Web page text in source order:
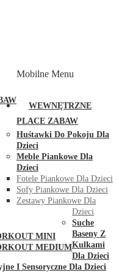
MINI
MEDIUM
Mobilne Menu
WEWNĘTRZNE
PLACE ZABAW
Huśtawki Do Pokoju Dla
Dzieci
Meble Piankowe Dla
Dzieci
Fotele Piankowe Dla Dzieci
Sofy Piankowe Dla Dzieci
Zestawy Piankowe Dla
Dzieci
Suche
Baseny Z
Kulkami
Dla Dzieci
I Sensoryczne Dla Dzieci